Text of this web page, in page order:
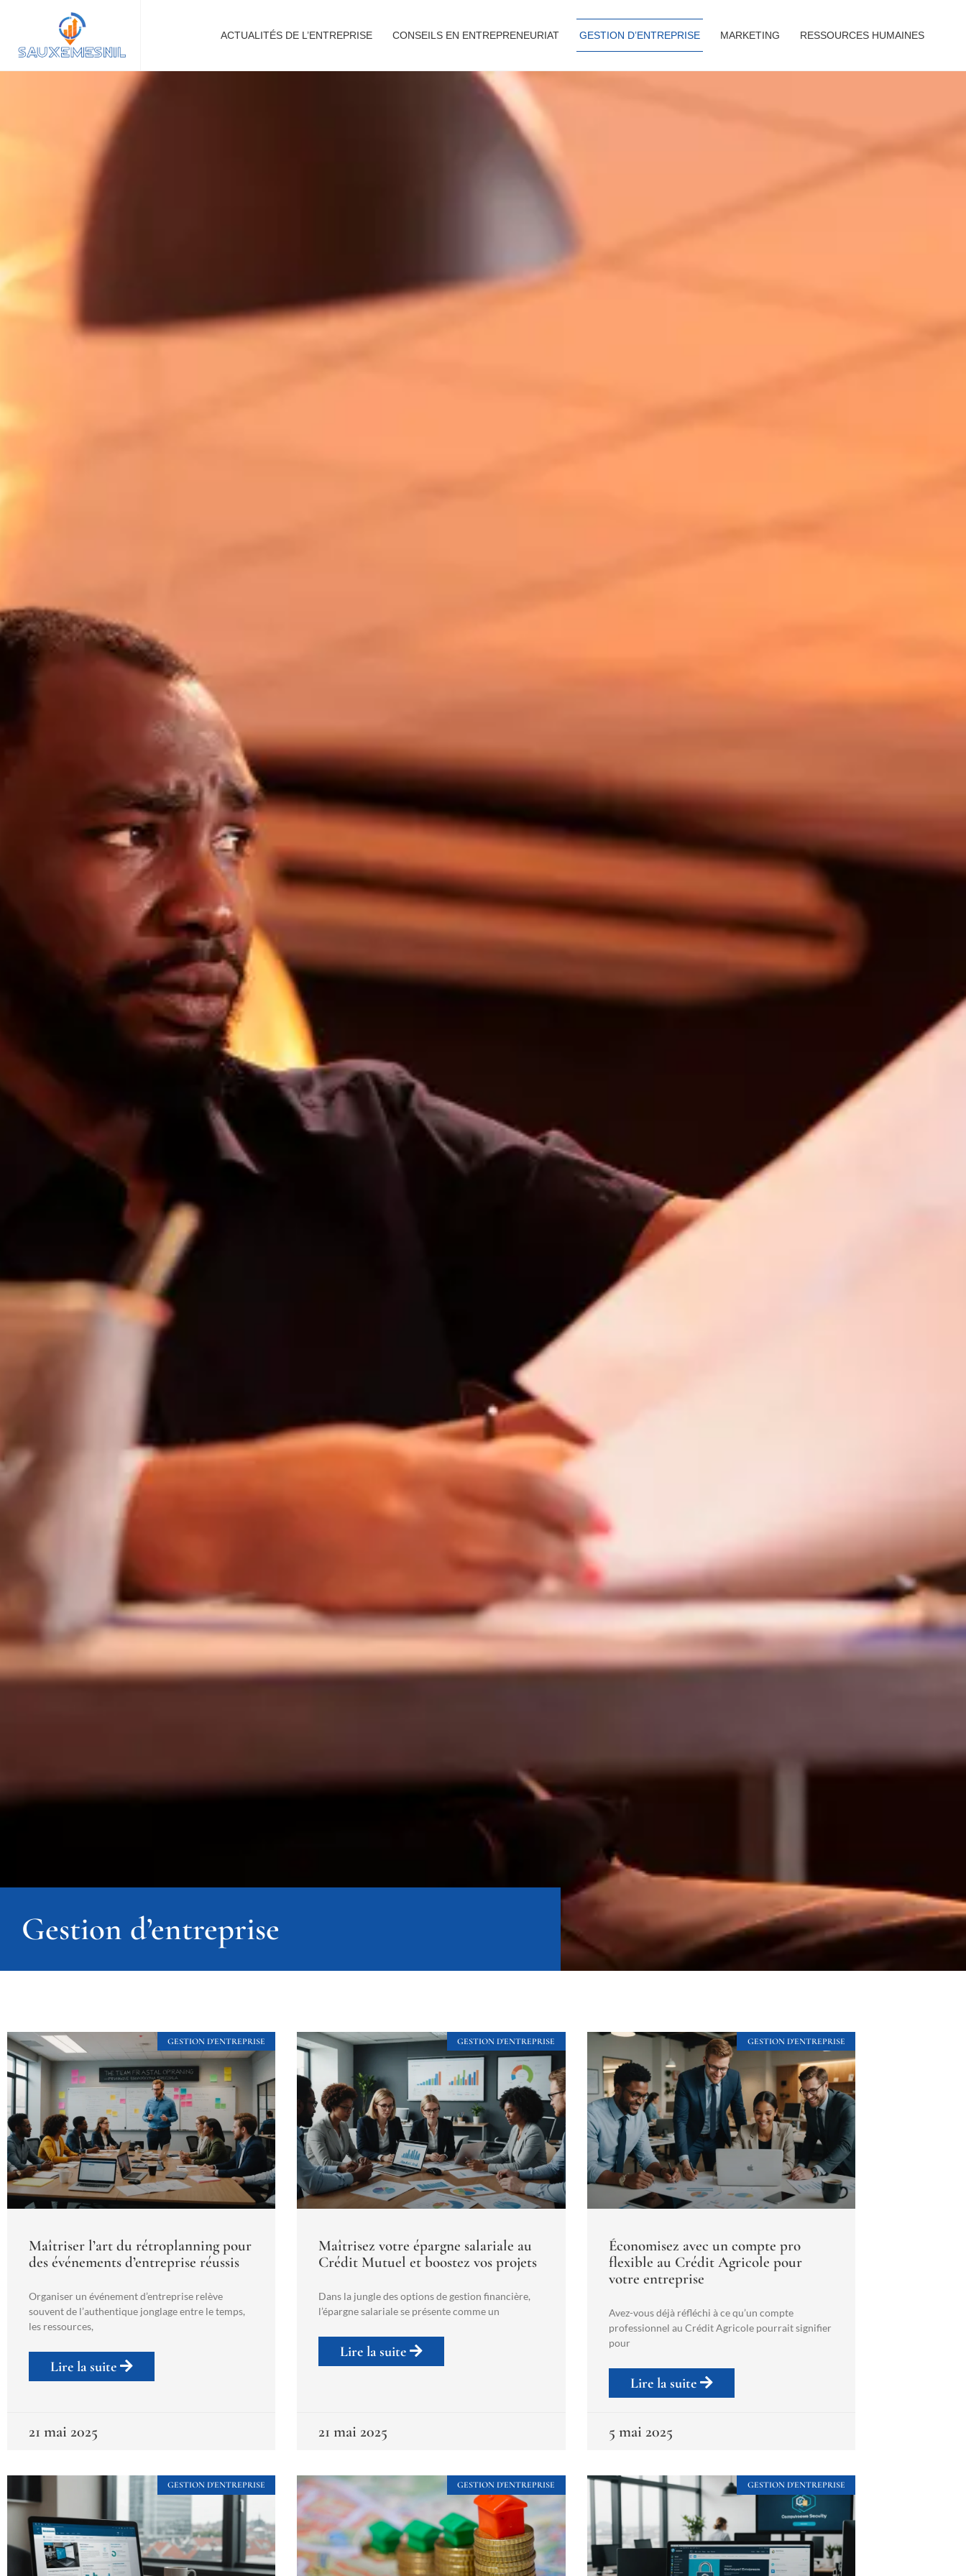
ACTUALITÉS DE L’ENTREPRISE CONSEILS EN ENTREPRENEURIAT GESTION D’ENTREPRISE MARKETING RESSOURCES HUMAINES
Gestion d’entreprise
GESTION D'ENTREPRISE
Maîtriser l’art du rétroplanning pour
des événements d’entreprise réussis
Organiser un événement d’entreprise relève
souvent de l’authentique jonglage entre le temps,
les ressources,
Lire la suite
21 mai 2025
GESTION D'ENTREPRISE
Maîtrisez votre épargne salariale au
Crédit Mutuel et boostez vos projets
Dans la jungle des options de gestion financière,
l’épargne salariale se présente comme un
Lire la suite
21 mai 2025
GESTION D'ENTREPRISE
Économisez avec un compte pro
flexible au Crédit Agricole pour
votre entreprise
Avez-vous déjà réfléchi à ce qu’un compte
professionnel au Crédit Agricole pourrait signifier
pour
Lire la suite
5 mai 2025
GESTION D'ENTREPRISE GESTION D'ENTREPRISE GESTION D'ENTREPRISE